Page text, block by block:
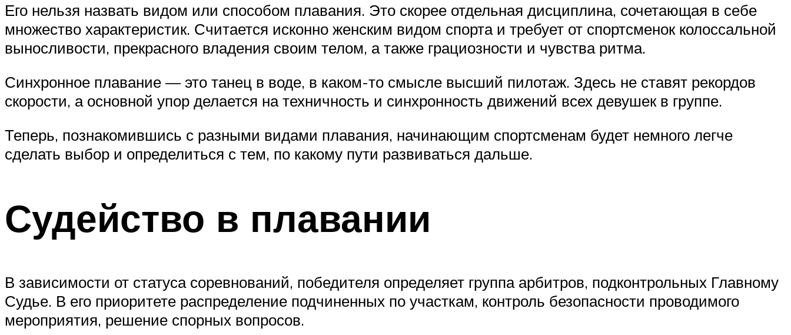
Его нельзя назвать видом или способом плавания. Это скорее отдельная дисциплина, сочетающая в себе
множество характеристик. Считается исконно женским видом спорта и требует от спортсменок колоссальной
выносливости, прекрасного владения своим телом, а также грациозности и чувства ритма.
Синхронное плавание — это танец в воде, в каком-то смысле высший пилотаж. Здесь не ставят рекордов
скорости, а основной упор делается на техничность и синхронность движений всех девушек в группе.
Теперь, познакомившись с разными видами плавания, начинающим спортсменам будет немного легче
сделать выбор и определиться с тем, по какому пути развиваться дальше.
Судейство в плавании
В зависимости от статуса соревнований, победителя определяет группа арбитров, подконтрольных Главному
Судье. В его приоритете распределение подчиненных по участкам, контроль безопасности проводимого
мероприятия, решение спорных вопросов.